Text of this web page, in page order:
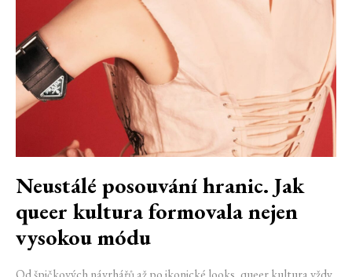
Neustálé posouvání hranic. Jak
queer kultura formovala nejen
vysokou módu